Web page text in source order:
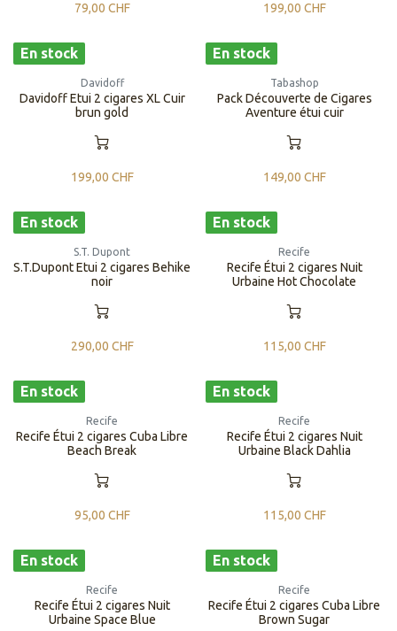
79,00 CHF 199,00 CHF
En stock
Davidoff
Davidoff Etui 2 cigares XL Cuir
brun gold
199,00 CHF
En stock
Tabashop
Pack Découverte de Cigares
Aventure étui cuir
149,00 CHF
En stock
S.T. Dupont
S.T.Dupont Etui 2 cigares Behike
noir
290,00 CHF
En stock
Recife
Recife Étui 2 cigares Nuit
Urbaine Hot Chocolate
115,00 CHF
En stock
Recife
Recife Étui 2 cigares Cuba Libre
Beach Break
95,00 CHF
En stock
Recife
Recife Étui 2 cigares Nuit
Urbaine Black Dahlia
115,00 CHF
En stock
Recife
Recife Étui 2 cigares Nuit
Urbaine Space Blue
En stock
Recife
Recife Étui 2 cigares Cuba Libre
Brown Sugar